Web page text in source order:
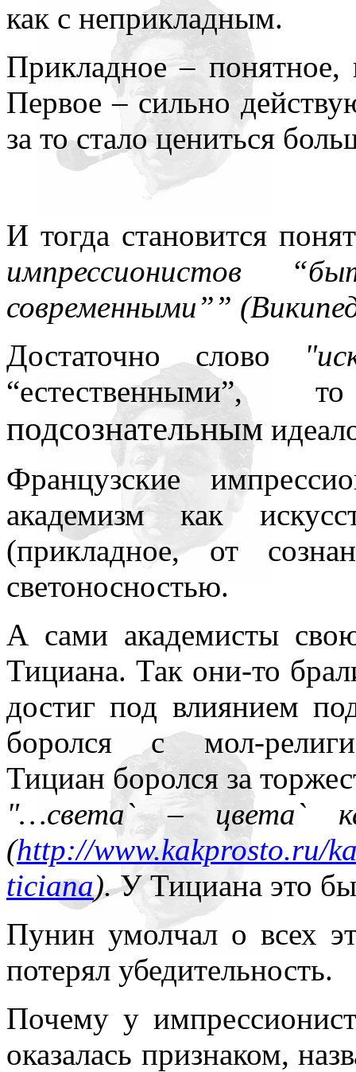
как с неприкладным.
Прикладное – понятное,
Первое – сильно
за то стало цениться
И тогда становится
импрессионистов
современными””
Достаточно слово
“естественными”,
подсознательным
Французские
академизм как
(прикладное, от
светоносностью.
А сами академисты
Тициана. Так они-то
достиг под влиянием
боролся с мол-
Тициан боролся за
"…света` – цвета`
(http://www.kakprosto.ru/
ticiana).У Тициана это
Пунин умолчал о всех
потерял убедительность.
Почему у
оказалась признаком,